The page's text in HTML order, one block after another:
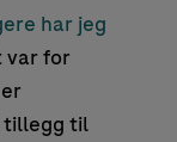
har jeg
for
tillegg til